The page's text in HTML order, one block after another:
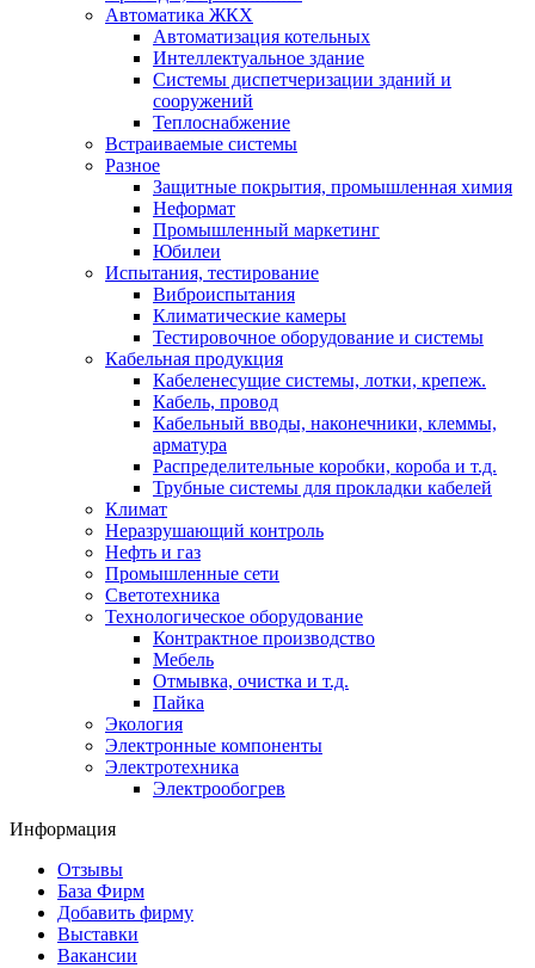
Автоматика ЖКХ
Автоматизация котельных
Интеллектуальное здание
Системы диспетчеризации зданий и
сооружений
Теплоснабжение
Встраиваемые системы
Разное
Защитные покрытия, промышленная химия
Неформат
Промышленный маркетинг
Юбилеи
Испытания, тестирование
Виброиспытания
Климатические камеры
Тестировочное оборудование и системы
Кабельная продукция
Кабеленесущие системы, лотки, крепеж.
Кабель, провод
Кабельный вводы, наконечники, клеммы,
арматура
Распределительные коробки, короба и т.д.
Трубные системы для прокладки кабелей
Климат
Неразрушающий контроль
Нефть и газ
Промышленные сети
Светотехника
Технологическое оборудование
Контрактное производство
Мебель
Отмывка, очистка и т.д.
Пайка
Экология
Электронные компоненты
Электротехника
Электрообогрев
Информация
Отзывы
База Фирм
Добавить фирму
Выставки
Вакансии